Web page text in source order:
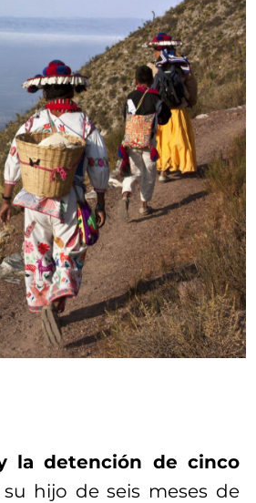
la detención de cinco
hijo de seis meses de